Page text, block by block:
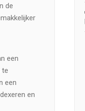
de
een
te
een
en